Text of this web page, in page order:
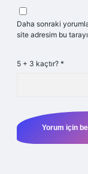
Daha sonraki
site adresim bu
5 + 3 kaçtır? *